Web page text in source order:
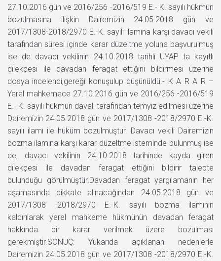
27.10.2016 gün ve 2016/256 -2016/519 E.- K. sayılı hükmün
bozulmasına ilişkin Dairemizin 24.05.2018 gün ve
2017/1308-2018/2970 E.-K. sayılı ilamına karşı davacı vekili
tarafından süresi içinde karar düzeltme yoluna başvurulmuş
ise de davacı vekilinin 24.10.2018 tarihli UYAP ta kayıtlı
dilekçesi ile davadan feragat ettiğini bildirmesi üzerine
dosya incelendi,gereği konuşulup düşünüldü.- K A R A R –
Yerel mahkemece 27.10.2016 gün ve 2016/256 -2016/519
E.- K. sayılı hükmün davalı tarafından temyiz edilmesi üzerine
Dairemizin 24.05.2018 gün ve 2017/1308 -2018/2970 E.-K.
sayılı ilamı ile hüküm bozulmuştur. Davacı vekili Dairemizin
bozma ilamına karşı karar düzeltme isteminde bulunmuş ise
de, davacı vekilinin 24.10.2018 tarihinde kayda giren
dilekçesi ile davadan feragat ettiğini bildirir talepte
bulunduğu görülmüştür.Davadan feragat yargılamanın her
aşamasında dikkate alınacağından 24.05.2018 gün ve
2017/1308 -2018/2970 E.-K. sayılı bozma ilamının
kaldırılarak yerel mahkeme hükmünün davadan feragat
hakkında bir karar verilmek üzere bozulması
gerekmiştir.SONUÇ: Yukarıda açıklanan nedenlerle
Dairemizin 24.05.2018 gün ve 2017/1308 -2018/2970 E.-K.